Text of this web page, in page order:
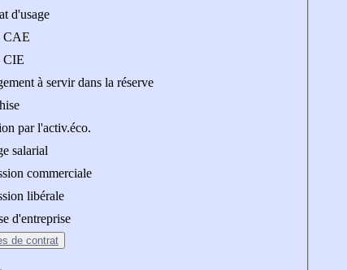
d'usage
CAE
CIE
à servir dans la réserve
par l'activ.éco.
salarial
commerciale
libérale
d'entreprise
de contrat